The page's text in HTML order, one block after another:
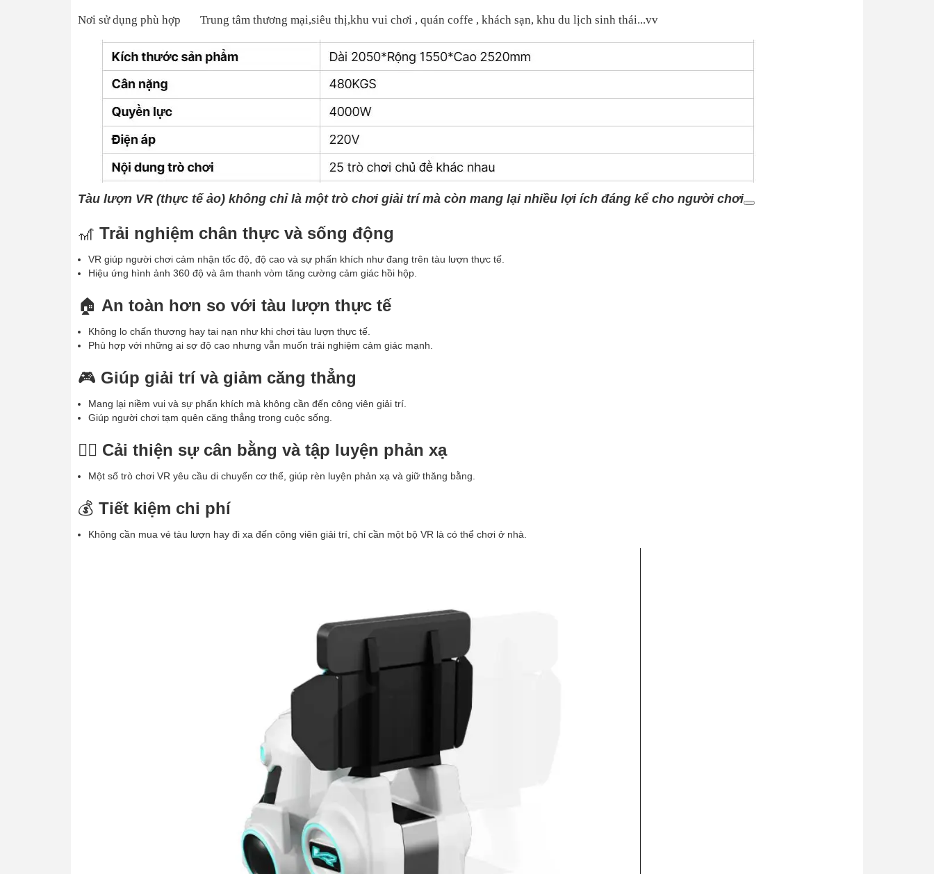
Nơi sử dụng phù hợp Trung tâm thương mại,siêu thị,khu vui chơi , quán coffe , khách sạn, khu du lịch sinh thái...vv
Tàu lượn VR (thực tế ảo) không chỉ là một trò chơi giải trí mà còn mang lại nhiều lợi ích đáng kể cho người chơi
🎢 Trải nghiệm chân thực và sống động
VR giúp người chơi cảm nhận tốc độ, độ cao và sự phấn khích như đang trên tàu lượn thực tế.
Hiệu ứng hình ảnh 360 độ và âm thanh vòm tăng cường cảm giác hồi hộp.
🏠 An toàn hơn so với tàu lượn thực tế
Không lo chấn thương hay tai nạn như khi chơi tàu lượn thực tế.
Phù hợp với những ai sợ độ cao nhưng vẫn muốn trải nghiệm cảm giác mạnh.
🎮 Giúp giải trí và giảm căng thẳng
Mang lại niềm vui và sự phấn khích mà không cần đến công viên giải trí.
Giúp người chơi tạm quên căng thẳng trong cuộc sống.
🏋️‍♂️ Cải thiện sự cân bằng và tập luyện phản xạ
Một số trò chơi VR yêu cầu di chuyển cơ thể, giúp rèn luyện phản xạ và giữ thăng bằng.
💰 Tiết kiệm chi phí
Không cần mua vé tàu lượn hay đi xa đến công viên giải trí, chỉ cần một bộ VR là có thể chơi ở nhà.